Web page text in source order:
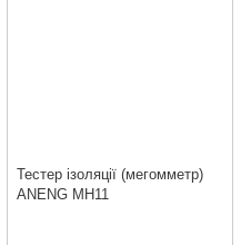
Тестер ізоляції (мегомметр)
ANENG MH11